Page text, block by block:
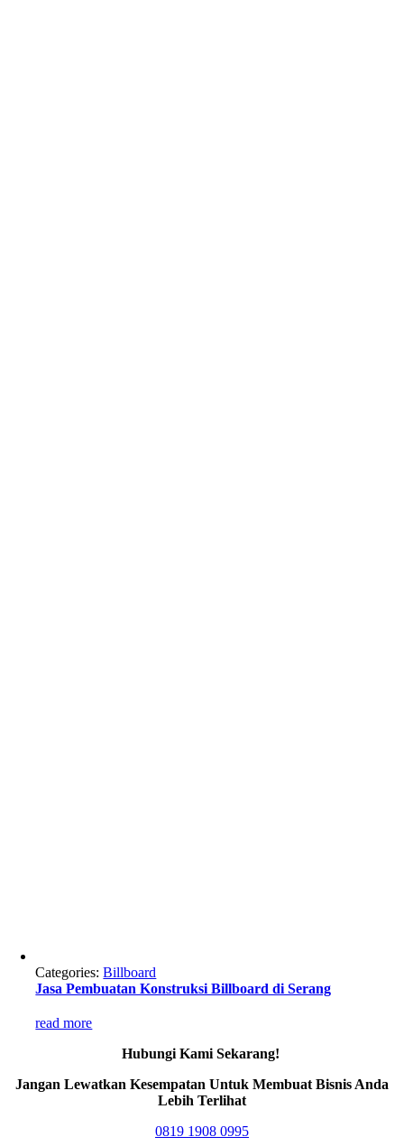
Categories:Billboard
Jasa Pembuatan Konstruksi Billboard di Serang
read more
Hubungi Kami Sekarang!
Jangan Lewatkan Kesempatan Untuk Membuat Bisnis Anda
Lebih Terlihat
0819 1908 0995